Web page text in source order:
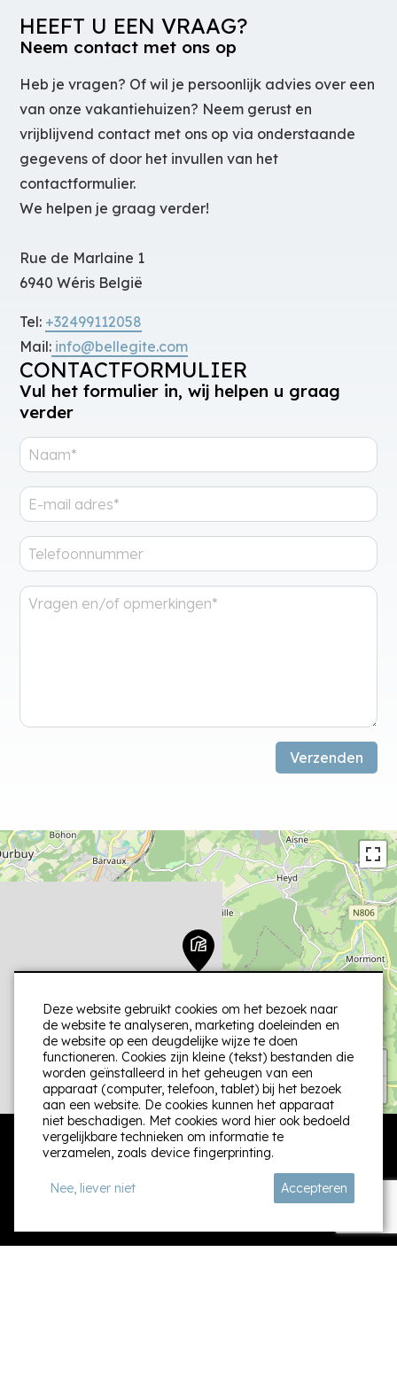
HEEFT U EEN VRAAG?
Neem contact met ons op
Heb je vragen? Of wil je persoonlijk advies over een
van onze vakantiehuizen? Neem gerust en
vrijblijvend contact met ons op via onderstaande
gegevens of door het invullen van het
contactformulier.
We helpen je graag verder!
Rue de Marlaine 1
6940 Wéris België
Tel: +32499112058
Mail: info@bellegite.com
CONTACTFORMULIER
Vul het formulier in, wij helpen u graag
verder
Verzenden
Deze website gebruikt cookies om het bezoek naar
de website te analyseren, marketing doeleinden en
de website op een deugdelijke wijze te doen
functioneren. Cookies zijn kleine (tekst) bestanden die
worden geïnstalleerd in het geheugen van een
apparaat (computer, telefoon, tablet) bij het bezoek
aan een website. De cookies kunnen het apparaat
niet beschadigen. Met cookies word hier ook bedoeld
vergelijkbare technieken om informatie te
verzamelen, zoals device fingerprinting.
Nee, liever niet Accepteren